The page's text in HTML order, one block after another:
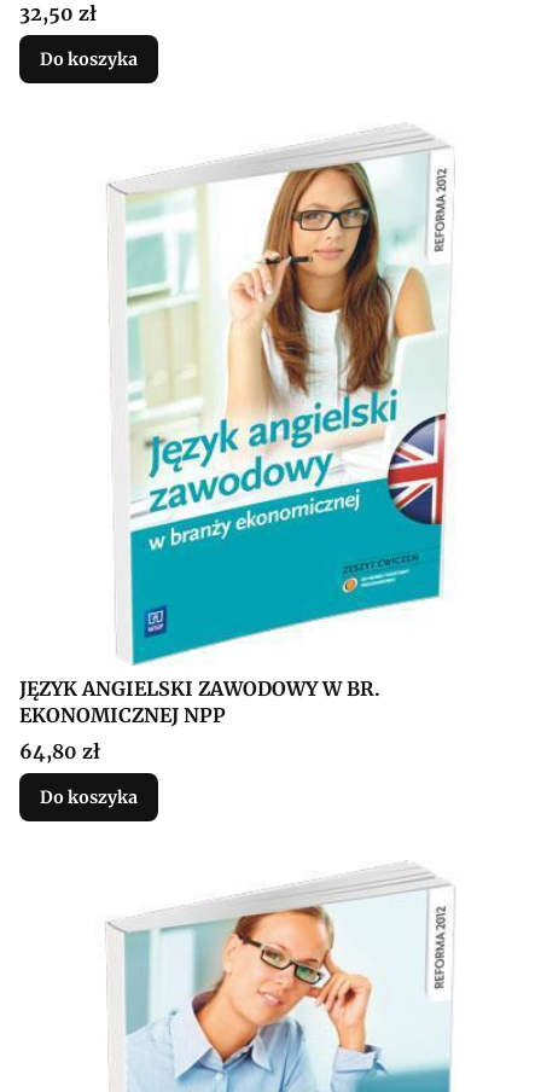
Cena
32,50 zł
Do koszyka
JĘZYK ANGIELSKI ZAWODOWY W BR.
EKONOMICZNEJ NPP
Cena
64,80 zł
Do koszyka